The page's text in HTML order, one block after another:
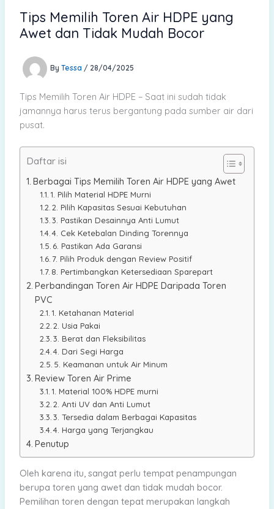
Tips Memilih Toren Air HDPE yang
Awet dan Tidak Mudah Bocor
By Tessa / 28/04/2025
Tips Memilih Toren Air HDPE – Saat ini sudah tidak
jamannya harus terus bergantung pada sumber air dari
pusat.
Daftar isi
Berbagai Tips Memilih Toren Air HDPE yang Awet
1. Pilih Material HDPE Murni
2. Pilih Kapasitas Sesuai Kebutuhan
3. Pastikan Desainnya Anti Lumut
4. Cek Ketebalan Dinding Torennya
6. Pastikan Ada Garansi
7. Pilih Produk dengan Review Positif
8. Pertimbangkan Ketersediaan Sparepart
Perbandingan Toren Air HDPE Daripada Toren
PVC
1. Ketahanan Material
2. Usia Pakai
3. Berat dan Fleksibilitas
4. Dari Segi Harga
5. Keamanan untuk Air Minum
Review Toren Air Prime
1. Material 100% HDPE murni
2. Anti UV dan Anti Lumut
3. Tersedia dalam Berbagai Kapasitas
4. Harga yang Terjangkau
Penutup
Oleh karena itu, sangat perlu tempat penampungan
berupa toren yang awet dan tidak mudah bocor.
Pemilihan toren dengan tepat merupakan langkah